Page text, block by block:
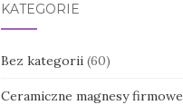
KATEGORIE
Bez kategorii (60)
Ceramiczne magnesy firmowe